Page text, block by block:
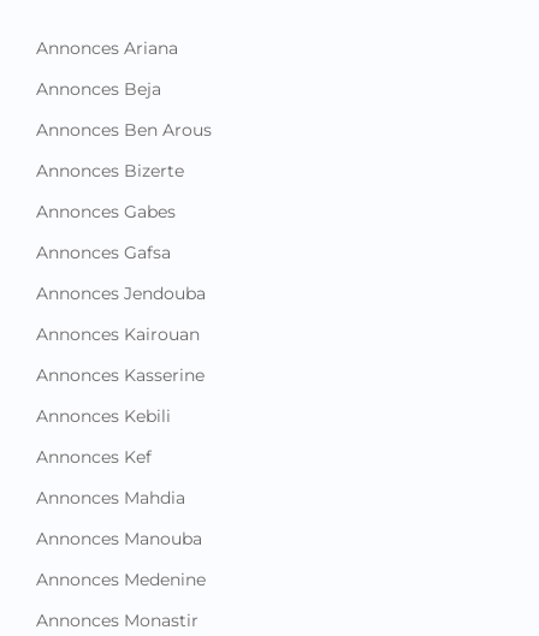
Annonces Ariana
Annonces Beja
Annonces Ben Arous
Annonces Bizerte
Annonces Gabes
Annonces Gafsa
Annonces Jendouba
Annonces Kairouan
Annonces Kasserine
Annonces Kebili
Annonces Kef
Annonces Mahdia
Annonces Manouba
Annonces Medenine
Annonces Monastir